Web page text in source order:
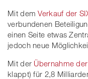
Mit demVerkauf der
verbundenen
einen Seite etwas
jedoch neue
Mit der Übernahme
klappt) für 2,8